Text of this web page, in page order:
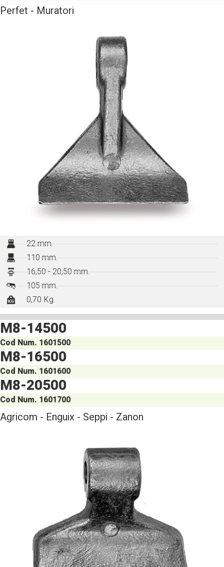
Perfet - Muratori
22 mm.
110 mm.
16,50 - 20,50 mm.
105 mm.
0,70 Kg.
M8-14500
Cod Num. 1601500
M8-16500
Cod Num. 1601600
M8-20500
Cod Num. 1601700
Agricom - Enguix - Seppi - Zanon